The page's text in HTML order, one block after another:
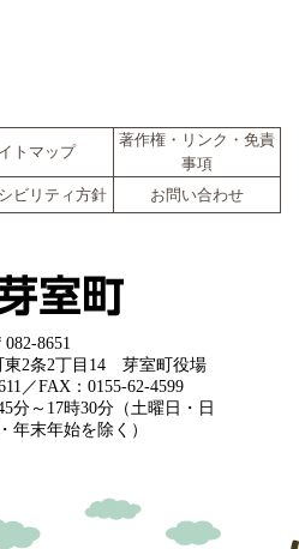
トマップ
著作権・リンク・免責
事項
ビリティ方針 お問い合わせ
082-8651
東2条2丁目14 芽室町役場
／FAX：0155-62-4599
分～17時30分（土曜日・日
年末年始を除く）